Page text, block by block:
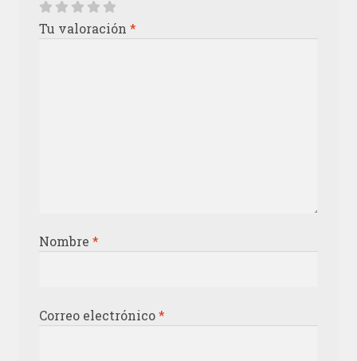
Tu valoración *
Nombre *
Correo electrónico*